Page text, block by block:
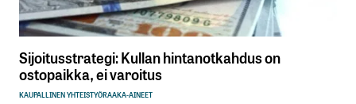
Sijoitusstrategi: Kullan hintanotkahdus on
ostopaikka, ei varoitus
KAUPALLINEN YHTEISTYÖRAAKA-AINEET